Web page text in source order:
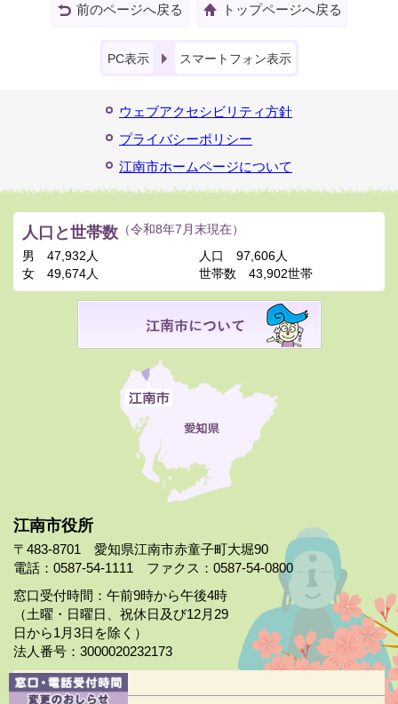
前のページへ戻る トップページへ戻る
PC表示 スマートフォン表示
ウェブアクセシビリティ方針
プライバシーポリシー
江南市ホームページについて
江南市役所
〒483-8701 愛知県江南市赤童子町大堀90
電話：0587-54-1111 ファクス：0587-54-0800
窓口受付時間：午前9時から午後4時
（土曜・日曜日、祝休日及び12月29
日から1月3日を除く）
法人番号：3000020232173
市役所案内
人口と世帯数 （令和8年7月末現在）
男
47,932人
女
49,674人
人口
97,606人
世帯数
43,902世帯